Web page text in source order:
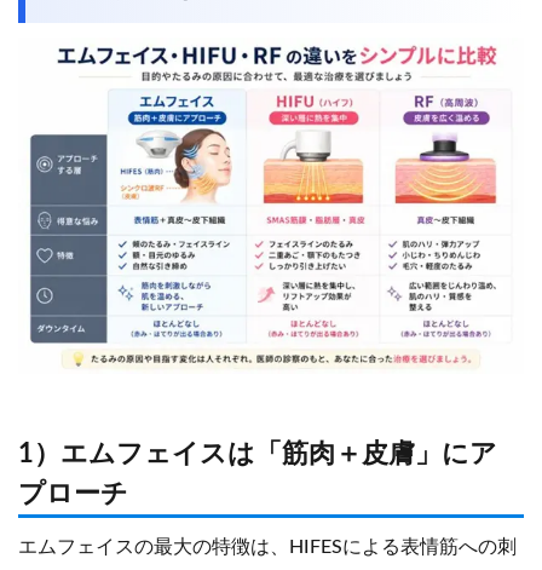
1）エムフェイスは「筋肉＋皮膚」にア
プローチ
エムフェイスの最大の特徴は、HIFESによる表情筋への刺